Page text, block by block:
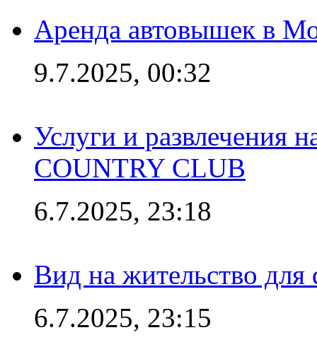
Аренда автовышек в
9.7.2025, 00:32
Услуги и развлечения
COUNTRY CLUB
6.7.2025, 23:18
Вид на жительство
6.7.2025, 23:15